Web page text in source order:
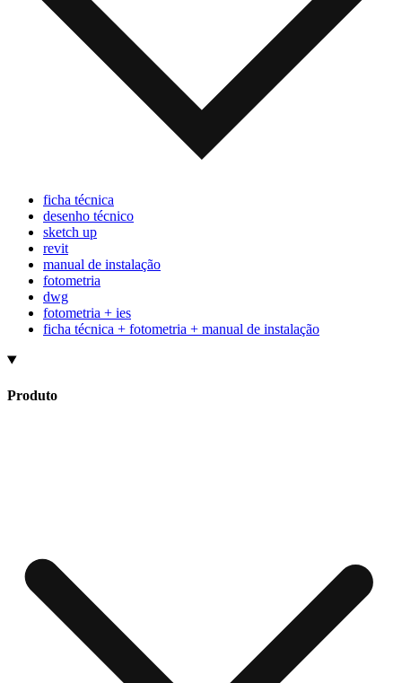
ficha técnica
desenho técnico
sketch up
revit
manual de instalação
fotometria
dwg
fotometria + ies
ficha técnica + fotometria + manual de instalação
Produto